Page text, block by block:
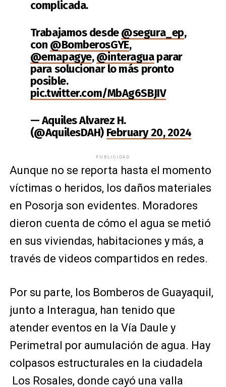
complicada.
Trabajamos desde@segura_ep,
con @BomberosGYE,
@emapagye,@interaguaparar
para solucionar lo más pronto
posible.
pic.twitter.com/MbAg6SBJIV
— Aquiles Alvarez H.
(@AquilesDAH) February 20, 2024
PUBLICIDAD
Aunque no se reporta hasta el momento
víctimas o heridos, los daños materiales
en Posorja son evidentes. Moradores
dieron cuenta de cómo el agua se metió
en sus viviendas, habitaciones y más, a
través de videos compartidos en redes.
Por su parte, los Bomberos de Guayaquil,
junto a Interagua, han tenido que
atender eventos en la Vía Daule y
Perimetral por aumulación de agua. Hay
colpasos estructurales en la ciudadela
Los Rosales, donde cayó una valla